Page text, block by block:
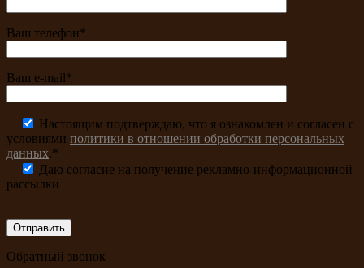
Ваш телефон*
Ваш e-mail*
Настоящим подтверждаю, что я ознакомлен и согласен с
условиями политики в отношении обработки персональных
данных.*
Даю согласие на получение рекламно-информационной
рассылки
Обратный звонок